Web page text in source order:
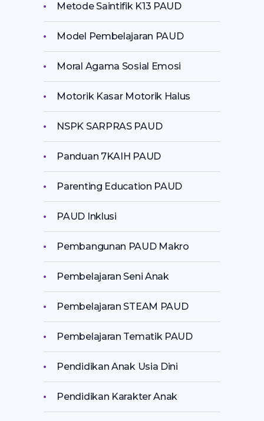
Metode Saintifik K13 PAUD
Model Pembelajaran PAUD
Moral Agama Sosial Emosi
Motorik Kasar Motorik Halus
NSPK SARPRAS PAUD
Panduan 7KAIH PAUD
Parenting Education PAUD
PAUD Inklusi
Pembangunan PAUD Makro
Pembelajaran Seni Anak
Pembelajaran STEAM PAUD
Pembelajaran Tematik PAUD
Pendidikan Anak Usia Dini
Pendidikan Karakter Anak